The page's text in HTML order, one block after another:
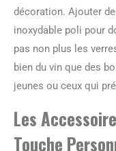
décoration. Ajouter
inoxydable poli pour
pas non plus les
bien du vin que des
jeunes ou ceux qui
Les
Touche